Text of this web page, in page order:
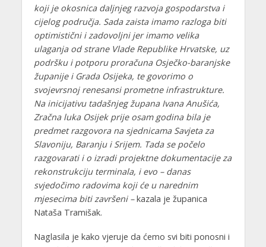
koji je okosnica daljnjeg razvoja gospodarstva i
cijelog područja. Sada zaista imamo razloga biti
optimistični i zadovoljni jer imamo velika
ulaganja od strane Vlade Republike Hrvatske, uz
podršku i potporu proračuna Osječko-baranjske
županije i Grada Osijeka, te govorimo o
svojevrsnoj renesansi prometne infrastrukture.
Na inicijativu tadašnjeg župana Ivana Anušića,
Zračna luka Osijek prije osam godina bila je
predmet razgovora na sjednicama Savjeta za
Slavoniju, Baranju i Srijem. Tada se počelo
razgovarati i o izradi projektne dokumentacije za
rekonstrukciju terminala, i evo – danas
svjedočimo radovima koji će u narednim
mjesecima biti završeni –kazala je županica
Nataša Tramišak.
Naglasila je kako vjeruje da ćemo svi biti ponosni i